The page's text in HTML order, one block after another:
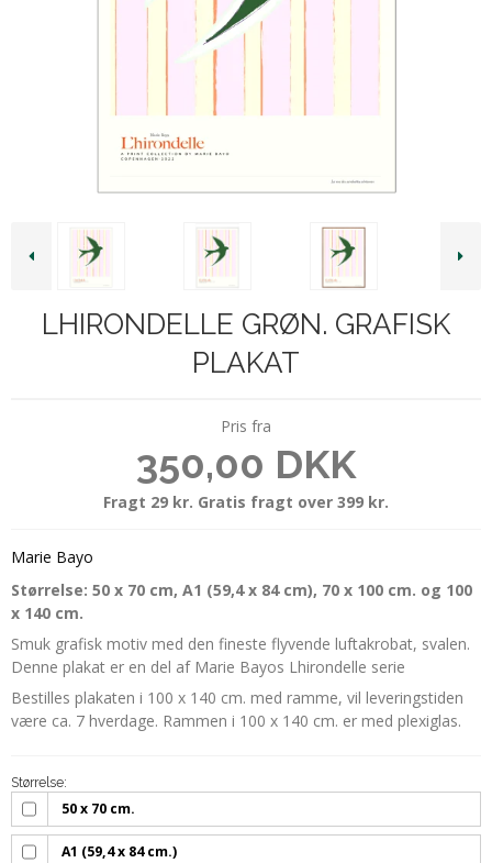
LHIRONDELLE GRØN. GRAFISK
PLAKAT
Pris fra
350,00 DKK
Fragt 29 kr. Gratis fragt over 399 kr.
Marie Bayo
Størrelse: 50 x 70 cm, A1 (59,4 x 84 cm), 70 x 100 cm. og 100
x 140 cm.
Smuk grafisk motiv med den fineste flyvende luftakrobat, svalen.
Denne plakat er en del af Marie Bayos Lhirondelle serie
Bestilles plakaten i 100 x 140 cm. med ramme, vil leveringstiden
være ca. 7 hverdage. Rammen i 100 x 140 cm. er med plexiglas.
Størrelse:
50 x 70 cm.
A1 (59,4 x 84 cm.)